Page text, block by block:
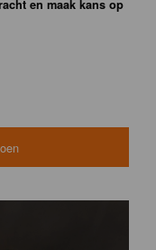
en maak kans op